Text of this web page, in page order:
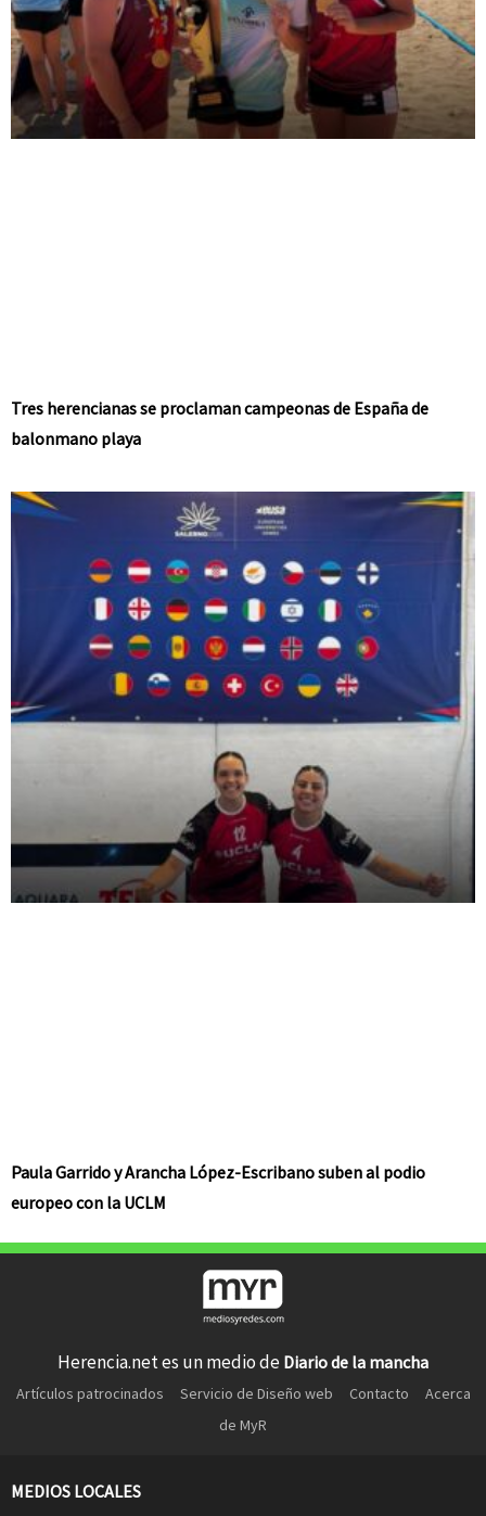
Tres herencianas se proclaman campeonas de España de
balonmano playa
Paula Garrido y Arancha López-Escribano suben al podio
europeo con la UCLM
Herencia.net es un medio de Diario de la mancha
Artículos patrocinados Servicio de Diseño web Contacto
Acerca
de MyR
MEDIOS LOCALES